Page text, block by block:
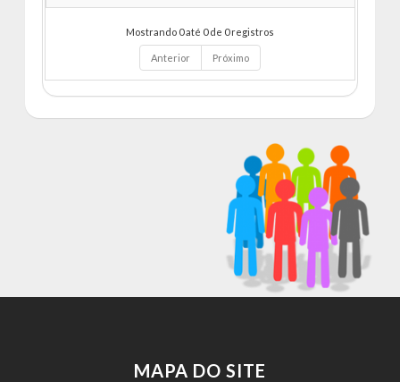
Mostrando 0 até 0 de 0 registros
Anterior Próximo
MAPA DO SITE